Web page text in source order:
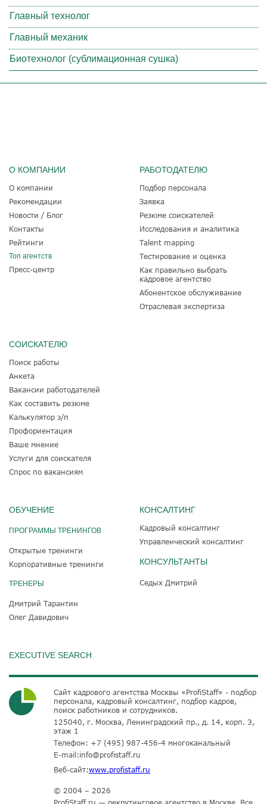
Главный технолог
Главный механик
Биотехнолог (сублимационная сушка)
О КОМПАНИИ
О компании
Рекомендации
Новости / Блог
Контакты
Рейтинги
Топ агентств
Пресс-центр
РАБОТОДАТЕЛЮ
Подбор персонала
Заявка
Резюме соискателей
Исследования и аналитика
Talent mapping
Тестирование и оценка
Как правильно выбрать
кадровое агентство
Абонентское обслуживание
Отраслевая экспертиза
СОИСКАТЕЛЮ
Поиск работы
Анкета
Вакансии работодателей
Как составить резюме
Калькулятор з/п
Профориентация
Ваше мнение
Услуги для соискателя
Спрос по вакансиям
ОБУЧЕНИЕ
ПРОГРАММЫ ТРЕНИНГОВ
Открытые тренинги
Корпоративные тренинги
ТРЕНЕРЫ
Дмитрий Тарантин
Олег Давидович
КОНСАЛТИНГ
Кадровый консалтинг
Управленческий консалтинг
КОНСУЛЬТАНТЫ
Седых Дмитрий
EXECUTIVE SEARCH
Сайт кадрового агентства Москвы «ProfiStaff» - подбор
персонала, кадровый консалтинг, подбор кадров,
поиск работников и сотрудников.
125040, г. Москва, Ленинградский пр., д. 14, корп. 3,
этаж 1
Телефон: +7 (495) 987-456-4 многоканальный
E-mail:info@profistaff.ru
Веб-сайт:www.profistaff.ru
© 2004 – 2026
ProfiStaff.ru — рекрутинговое агентство в Москве. Все